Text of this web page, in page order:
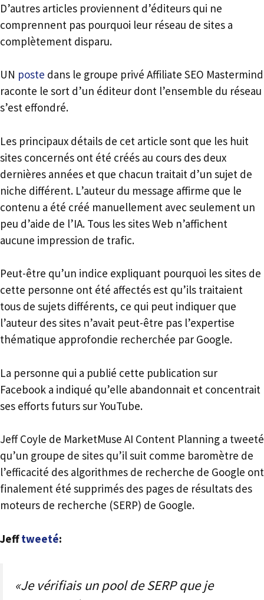
D’autres articles proviennent d’éditeurs qui ne
comprennent pas pourquoi leur réseau de sites a
complètement disparu.
UN poste dans le groupe privé Affiliate SEO Mastermind
raconte le sort d’un éditeur dont l’ensemble du réseau
s’est effondré.
Les principaux détails de cet article sont que les huit
sites concernés ont été créés au cours des deux
dernières années et que chacun traitait d’un sujet de
niche différent. L’auteur du message affirme que le
contenu a été créé manuellement avec seulement un
peu d’aide de l’IA. Tous les sites Web n’affichent
aucune impression de trafic.
Peut-être qu’un indice expliquant pourquoi les sites de
cette personne ont été affectés est qu’ils traitaient
tous de sujets différents, ce qui peut indiquer que
l’auteur des sites n’avait peut-être pas l’expertise
thématique approfondie recherchée par Google.
La personne qui a publié cette publication sur
Facebook a indiqué qu’elle abandonnait et concentrait
ses efforts futurs sur YouTube.
Jeff Coyle de MarketMuse AI Content Planning a tweeté
qu’un groupe de sites qu’il suit comme baromètre de
l’efficacité des algorithmes de recherche de Google ont
finalement été supprimés des pages de résultats des
moteurs de recherche (SERP) de Google.
Jefftweeté:
«Je vérifiais un pool de SERP que je